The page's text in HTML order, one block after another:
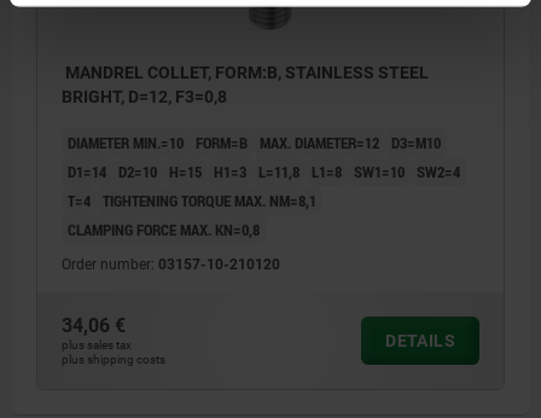
MANDREL COLLET, FORM:B, STAINLESS STEEL
BRIGHT, D=12, F3=0,8
DIAMETER MIN.=10 FORM=B MAX. DIAMETER=12
D3=M10
D1=14
D2=10 H=15 H1=3 L=11,8 L1=8 SW1=10
SW2=4
T=4 TIGHTENING TORQUE MAX. NM=8,1
CLAMPING FORCE MAX. KN=0,8
Order number: 03157-10-210120
34,06 €
plus sales tax
plus shipping costs
DETAILS